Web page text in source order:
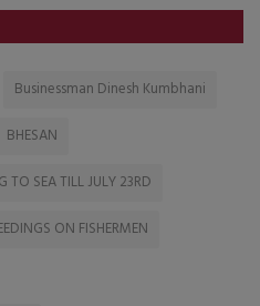
Businessman Dinesh Kumbhani
BHESAN
TO SEA TILL JULY 23RD
ON FISHERMEN